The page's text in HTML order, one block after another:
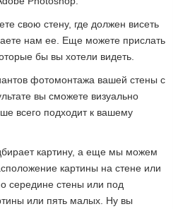
свою стену, где должен висеть
нам ее. Еще можете прислать
бы вы хотели видеть.
фотомонтажа вашей стены с
вы сможете визуально
всего подходит к вашему
картину, а еще мы можем
картины на стене или
середине стены или под
или пять малых. Ну вы